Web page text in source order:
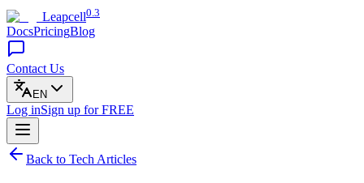
Leapcell0.3
DocsPricingBlog
Contact Us
EN
Log inSign up for FREE
Back to Tech Articles